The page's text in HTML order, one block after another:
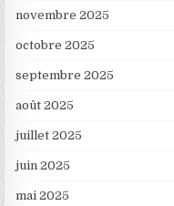
novembre 2025
octobre 2025
septembre 2025
août 2025
juillet 2025
juin 2025
mai 2025